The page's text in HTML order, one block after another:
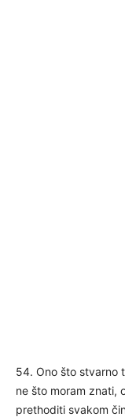
54. Ono što stvarno
ne što moram znati,
prethoditi svakom